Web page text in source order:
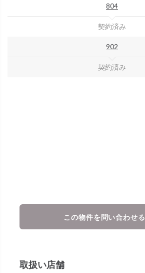
804
契約済み
902
契約済み
この物件を問い合わせる
取扱い店舗